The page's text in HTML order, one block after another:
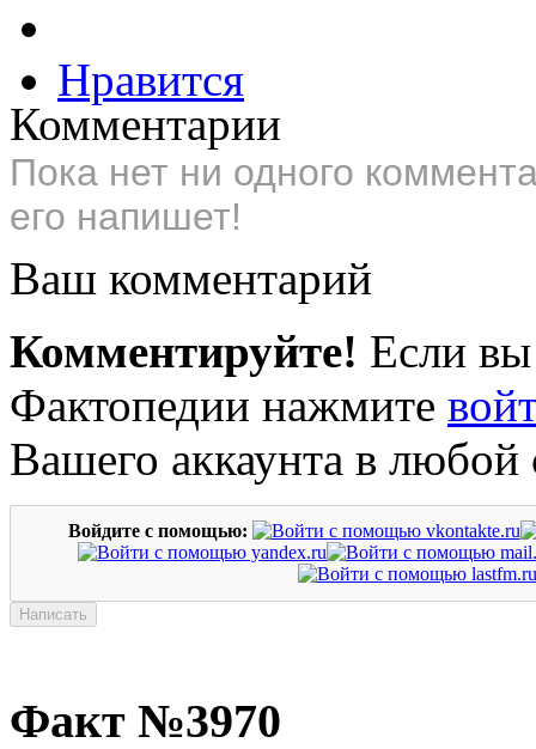
Нравится
Комментарии
Пока нет ни одного
его напишет!
Ваш комментарий
Комментируйте! Если вы
Фактопедии нажмите
Вашего аккаунта в любой
Войдите с помощью:
Факт №3970